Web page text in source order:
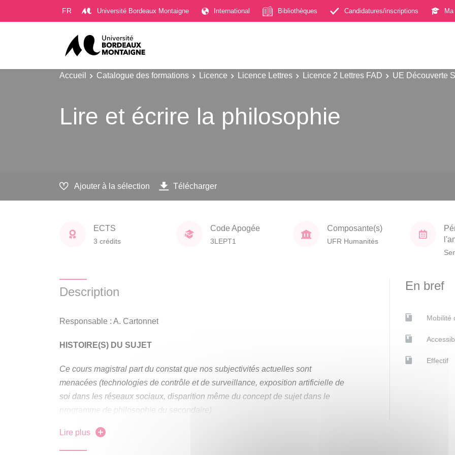
FR Université Bordeaux Montaigne International Bibliothèques Candidatures/inscriptions Ma
Accueil Catalogue des formations Licence Licence Lettres Licence 2 Lettres FAD UE Découverte
Lire et écrire la philosophie
Ajouter à la sélection Télécharger
ECTS
3 crédits
Code Apogée
3LEPT1
Composante(s)
UFR Humanités
Description
Responsable : A. Cartonnet
HISTOIRE(S) DU SUJET
Ce cours magistral part du constat que nos subjectivités actuelles sont
menacées (technologies de contrôle et de surveillance, exposition artificielle de
soi dans les réseaux sociaux, disparition même du concept de sujet dans le
programme de philosophie du secondaire).
C’est pourquoi ce cours entend exposer les principaux concepts du sujet à
Lire plus
En bref
Mobilité
Effectif